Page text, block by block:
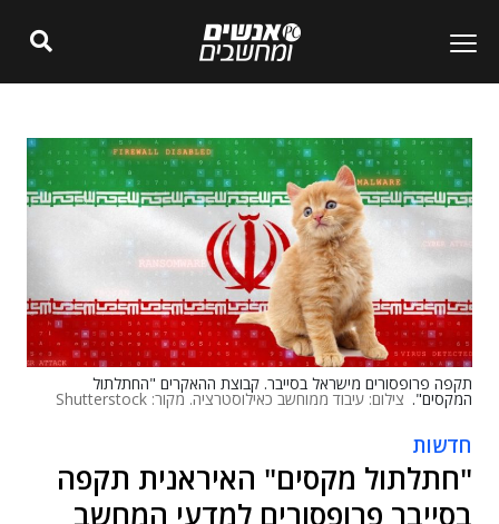
תקפה פרופסורים מישראל בסייבר. קבוצת ההאקרים "החתלתול
המקסים". צילום: עיבוד ממוחשב כאילוסטרציה. מקור: Shutterstock
חדשות
"חתלתול מקסים" האיראנית תקפה
בסייבר פרופסורים למדעי המחשב